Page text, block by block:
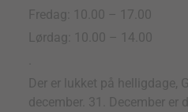
Fredag: 10.00 – 17.00
Lørdag: 10.00 – 14.00
Der er lukket på helligdage,
december. 31. December er